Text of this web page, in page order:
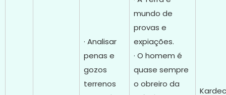
· Analisar
penas e
gozos
terrenos
mundo de
provas e
expiações.
· O homem é
quase sempre
o obreiro da